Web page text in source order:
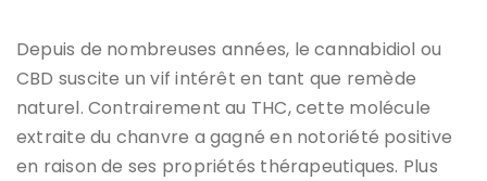
Depuis de nombreuses années, le cannabidiol ou
CBD suscite un vif intérêt en tant que remède
naturel. Contrairement au THC, cette molécule
extraite du chanvre a gagné en notoriété positive
en raison de ses propriétés thérapeutiques. Plus